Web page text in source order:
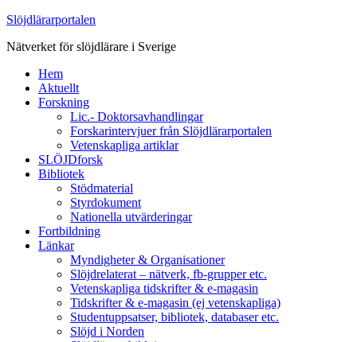
Slöjdlärarportalen
Nätverket för slöjdlärare i Sverige
Hem
Aktuellt
Forskning
Lic.- Doktorsavhandlingar
Forskarintervjuer från Slöjdlärarportalen
Vetenskapliga artiklar
SLÖJDforsk
Bibliotek
Stödmaterial
Styrdokument
Nationella utvärderingar
Fortbildning
Länkar
Myndigheter & Organisationer
Slöjdrelaterat – nätverk, fb-grupper etc.
Vetenskapliga tidskrifter & e-magasin
Tidskrifter & e-magasin (ej vetenskapliga)
Studentuppsatser, bibliotek, databaser etc.
Slöjd i Norden